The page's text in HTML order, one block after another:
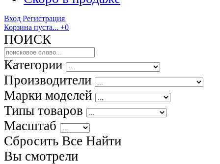
Вход Регистрация
Корзина пуста... +0
ПОИСК
Категории
Производители
Марки моделей
Типы товаров
Масштаб
Сбросить Все Найти
Вы смотрели